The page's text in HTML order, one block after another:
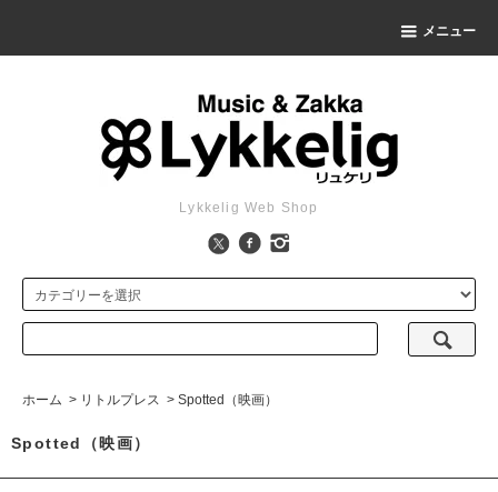
メニュー
Lykkelig Web Shop
ホーム > リトルプレス > Spotted（映画）
Spotted（映画）